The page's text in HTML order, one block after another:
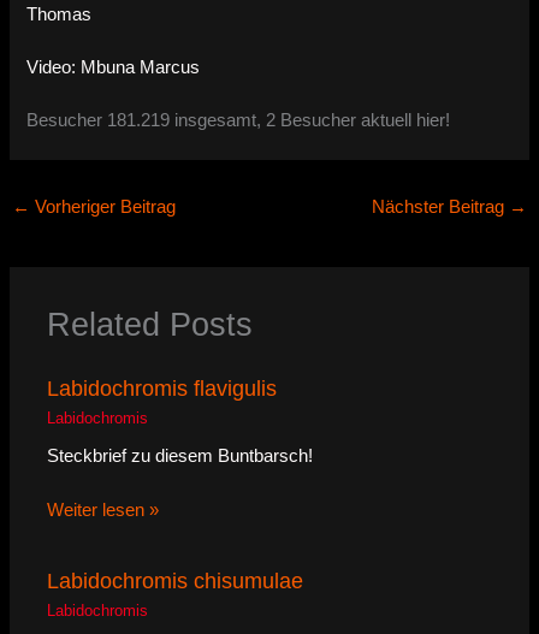
Thomas
Video: Mbuna Marcus
Besucher 181.219 insgesamt, 2 Besucher aktuell hier!
← Vorheriger Beitrag Nächster Beitrag →
Related Posts
Labidochromis flavigulis
Labidochromis
Steckbrief zu diesem Buntbarsch!
Weiter lesen »
Labidochromis chisumulae
Labidochromis